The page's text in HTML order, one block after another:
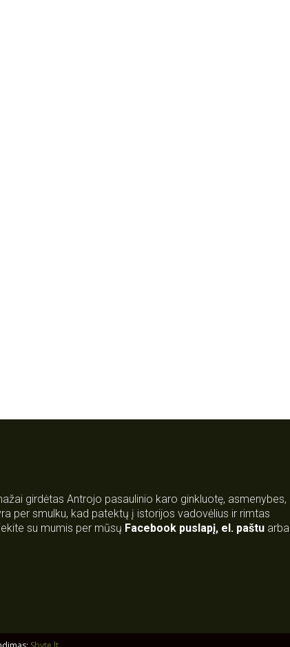
girdėtas Antrojo pasaulinio karo ginkluotę, asmenybes,
per smulku, kad patektų į istorijos vadovėlius ir rimtas
su mumis per mūsų Facebook puslapį, el. paštu arba